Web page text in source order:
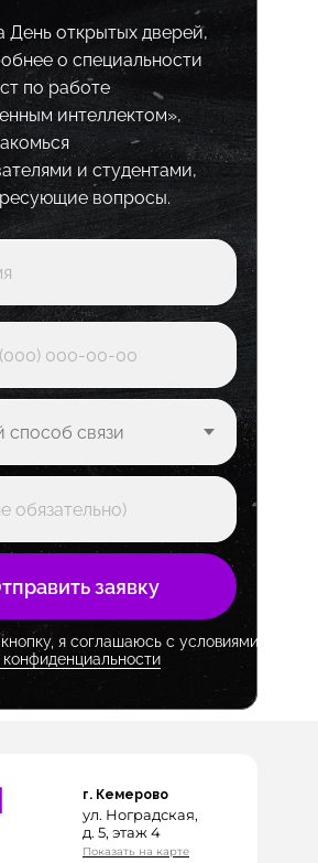
День открытых дверей,
о специальности
по работе
интеллектом»,
и студентами,
вопросы.
заявку
я соглашаюсь с условиями
г. Кемерово
ул. Ноградская,
д. 5, этаж 4
Показать на карте